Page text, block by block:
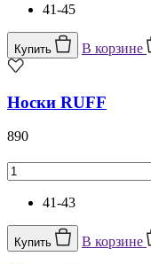
41-45
Купить В корзине
Носки RUFF
890
41-43
Купить В корзине